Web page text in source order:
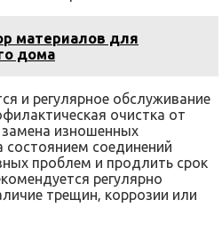
материалов для
дома
и регулярное обслуживание
очистка от
замена изношенных
состоянием соединений
проблем и продлить срок
регулярно
трещин‚ коррозии или